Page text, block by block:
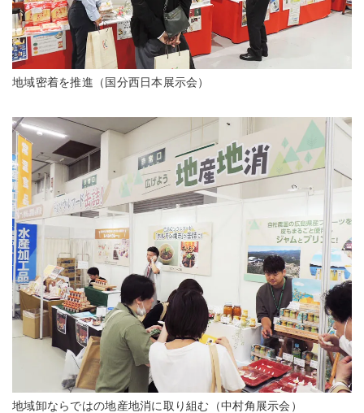
地域密着を推進（国分西日本展示会）
地域卸ならではの地産地消に取り組む（中村角展示会）